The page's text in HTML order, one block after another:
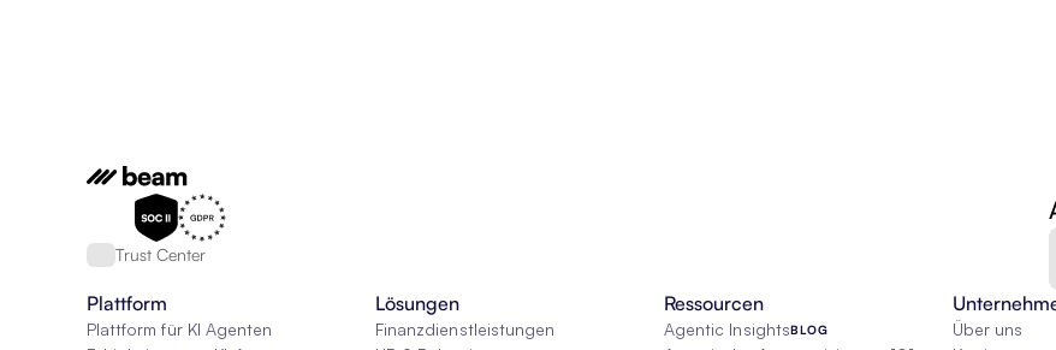
Trust Center
Plattform
Plattform für KI Agenten
Lösungen
Finanzdienstleistungen
Ressourcen
Agentic InsightsBLOG
Über uns